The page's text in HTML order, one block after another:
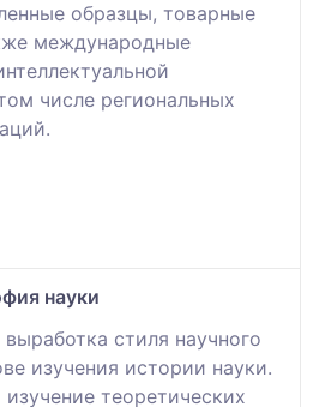
образцы, товарные
международные
числе региональных
науки
стиля научного
изучения истории науки.
теоретических